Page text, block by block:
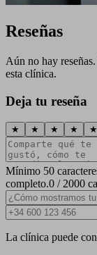
Reseñas
Aún no hay
esta clínica.
Deja tu reseña
★ ★ ★ ★ ★
Mínimo 50
completo.0 / 2000
La clínica puede